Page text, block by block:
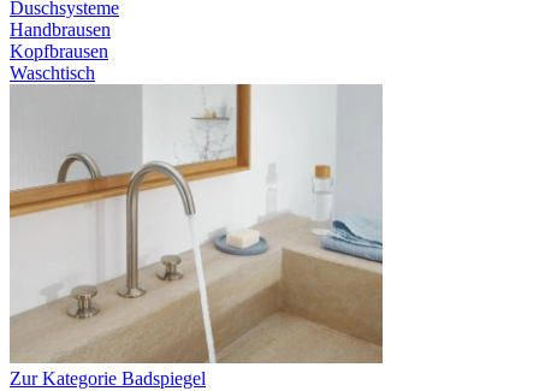
Duschsysteme
Handbrausen
Kopfbrausen
Waschtisch
Zur Kategorie Badspiegel